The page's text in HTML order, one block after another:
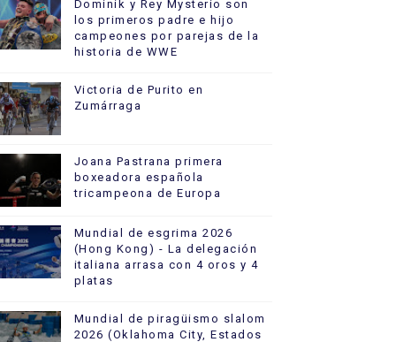
Dominik y Rey Mysterio son
los primeros padre e hijo
campeones por parejas de la
historia de WWE
Victoria de Purito en
Zumárraga
Joana Pastrana primera
boxeadora española
tricampeona de Europa
Mundial de esgrima 2026
(Hong Kong) - La delegación
italiana arrasa con 4 oros y 4
platas
Mundial de piragüismo slalom
2026 (Oklahoma City, Estados